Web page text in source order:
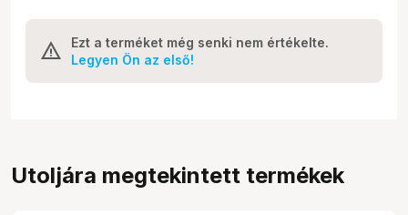
Ezt a terméket még senki nem értékelte.
Legyen Ön az első!
Utoljára megtekintett termékek